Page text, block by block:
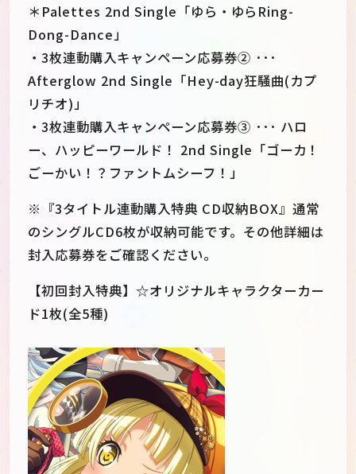
＊Palettes 2nd Single「ゆら・ゆらRing-
Dong-Dance」
・3枚連動購入キャンペーン応募券② ･･･
Afterglow 2nd Single「Hey-day狂騒曲(カプ
リチオ)」
・3枚連動購入キャンペーン応募券③ ･･･ ハロ
ー、ハッピーワールド！ 2nd Single「ゴーカ！
ごーかい！？ファントムシーフ！」
※『3タイトル連動購入特典 CD収納BOX』通常
のシングルCD6枚が収納可能です。その他詳細は
封入応募券をご確認ください。
【初回封入特典】☆オリジナルキャラクターカー
ド1枚(全5種)